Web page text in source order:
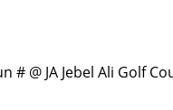
@ JA Jebel Ali Golf